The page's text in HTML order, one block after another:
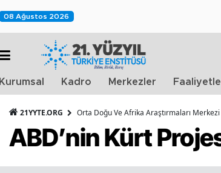
08 Ağustos 2026
Kurumsal Kadro Merkezler
21YYTE.ORG Orta Doğu Ve Afrika Araştırmaları Merkezi
ABD’nin Kürt